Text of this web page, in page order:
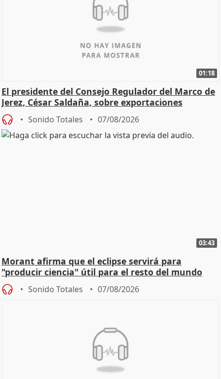
01:18
El presidente del Consejo Regulador del Marco de
Jerez, César Saldaña, sobre exportaciones
Sonido Totales 07/08/2026
03:43
Morant afirma que el eclipse servirá para
"producir ciencia" útil para el resto del mundo
Sonido Totales 07/08/2026